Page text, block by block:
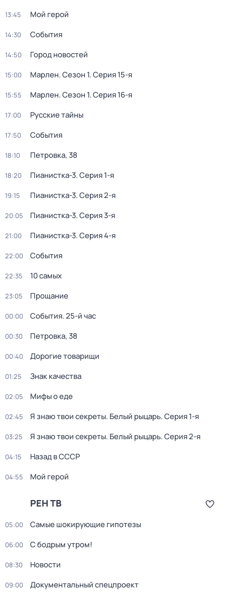
13:45 Мой герой
14:30 События
14:50 Город новостей
15:00 Марлен. Сезон 1. Серия 15-я
15:55 Марлен. Сезон 1. Серия 16-я
17:00 Русские тайны
17:50 События
18:10 Петровка, 38
18:20 Пианистка-3. Серия 1-я
19:15 Пианистка-3. Серия 2-я
20:05 Пианистка-3. Серия 3-я
21:00 Пианистка-3. Серия 4-я
22:00 События
22:35 10 самых
23:05 Прощание
00:00 События. 25-й час
00:30 Петровка, 38
00:40 Дорогие товарищи
01:25 Знак качества
02:05 Мифы о еде
02:45 Я знаю твои секреты. Белый рыцарь. Серия 1-я
03:25 Я знаю твои секреты. Белый рыцарь. Серия 2-я
04:15 Назад в СССР
04:55 Мой герой
РЕН ТВ
05:00 Самые шокирующие гипотезы
06:00 С бодрым утром!
08:30 Новости
09:00 Документальный спецпроект